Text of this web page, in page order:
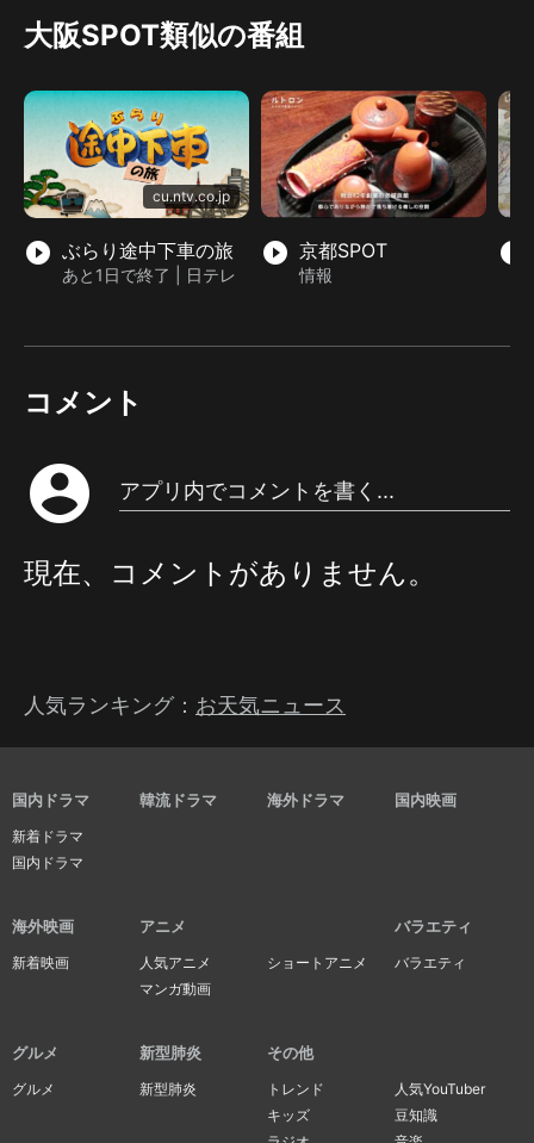
大阪SPOT類似の番組
cu.ntv.co.jp
play_circle_filled ぶらり途中下車の旅
あと1日で終了 | 日テレ
play_circle_filled 京都SPOT
情報
play_circle_filled
コメント
account_circle アプリ内でコメントを書く...
現在、コメントがありません。
人気ランキング： お天気ニュース
国内ドラマ
新着ドラマ
国内ドラマ
韓流ドラマ 海外ドラマ 国内映画
海外映画
新着映画
アニメ
人気アニメ
ショートアニメ
マンガ動画
バラエティ
バラエティ
グルメ
グルメ
新型肺炎
新型肺炎
その他
トレンド
人気YouTuber
キッズ
豆知識